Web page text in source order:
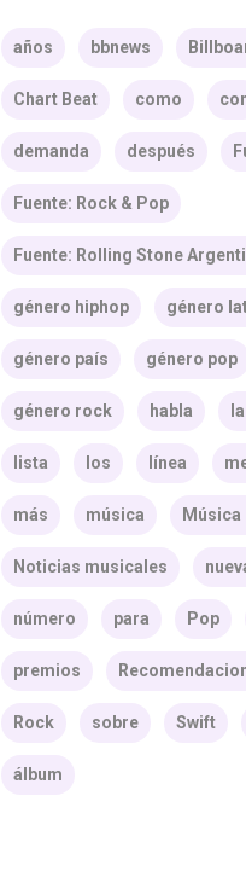
años bbnews
Chart Beat como
demanda después
Fuente: Rock & Pop
Fuente: Rolling Stone
género hiphop género
género país género pop
género rock habla
lista los línea
más música
Noticias musicales
número para Pop
premios
Rock sobre Swift
álbum